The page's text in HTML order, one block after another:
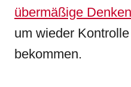
übermäßige
um wieder
bekommen.